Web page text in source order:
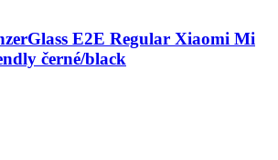
E2E Regular Xiaomi Mi
černé/black